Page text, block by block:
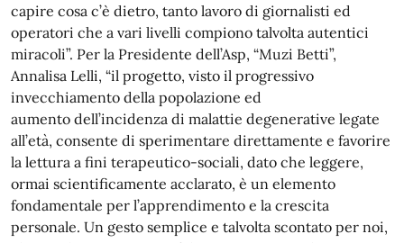
capire cosa c’è dietro, tanto lavoro di giornalisti ed
operatori che a vari livelli compiono talvolta autentici
miracoli”. Per la Presidente dell’Asp, “Muzi Betti”,
Annalisa Lelli, “il progetto, visto il progressivo
invecchiamento della popolazione ed
aumento dell’incidenza di malattie degenerative legate
all’età, consente di sperimentare direttamente e favorire
la lettura a fini terapeutico-sociali, dato che leggere,
ormai scientificamente acclarato, è un elemento
fondamentale per l’apprendimento e la crescita
personale. Un gesto semplice e talvolta scontato per noi,